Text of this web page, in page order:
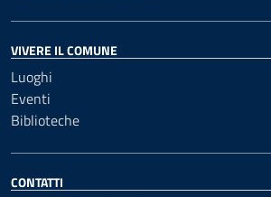
VIVERE IL COMUNE
Luoghi
Eventi
Biblioteche
CONTATTI